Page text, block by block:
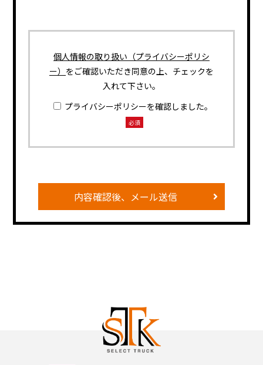
個人情報の取り扱い（プライバシーポリシ
ー） をご確認いただき同意の上、チェックを
入れて下さい。
プライバシーポリシーを確認しました。
必須
内容確認後、メール送信